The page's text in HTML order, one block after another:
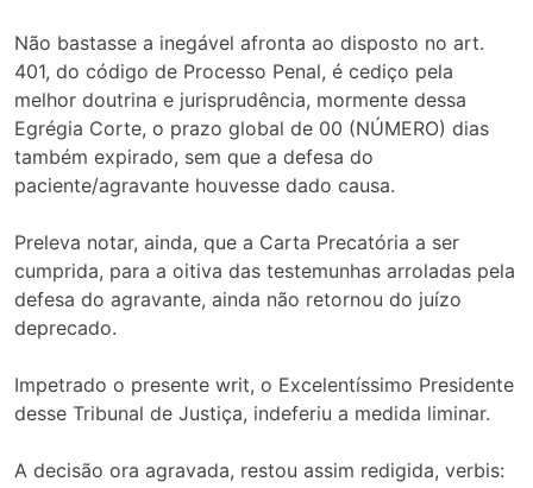
Não bastasse a inegável afronta ao disposto no art.
401, do código de Processo Penal, é cediço pela
melhor doutrina e jurisprudência, mormente dessa
Egrégia Corte, o prazo global de 00 (NÚMERO) dias
também expirado, sem que a defesa do
paciente/agravante houvesse dado causa.
Preleva notar, ainda, que a Carta Precatória a ser
cumprida, para a oitiva das testemunhas arroladas pela
defesa do agravante, ainda não retornou do juízo
deprecado.
Impetrado o presente writ, o Excelentíssimo Presidente
desse Tribunal de Justiça, indeferiu a medida liminar.
A decisão ora agravada, restou assim redigida, verbis: